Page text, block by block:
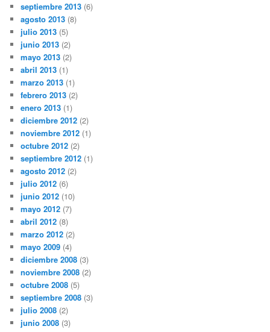
septiembre 2013 (6)
agosto 2013 (8)
julio 2013 (5)
junio 2013 (2)
mayo 2013 (2)
abril 2013 (1)
marzo 2013 (1)
febrero 2013 (2)
enero 2013 (1)
diciembre 2012 (2)
noviembre 2012 (1)
octubre 2012 (2)
septiembre 2012 (1)
agosto 2012 (2)
julio 2012 (6)
junio 2012 (10)
mayo 2012 (7)
abril 2012 (8)
marzo 2012 (2)
mayo 2009 (4)
diciembre 2008 (3)
noviembre 2008 (2)
octubre 2008 (5)
septiembre 2008 (3)
julio 2008 (2)
junio 2008 (3)